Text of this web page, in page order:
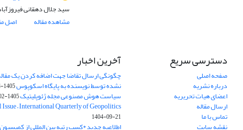
سید جلال دهقانی
مشاهده مقاله
اصل
دسترسی سریع
صفحه اصلی
درباره نشریه
اعضای هیات تحریریه
ارسال مقاله
تماس با ما
نقشه سایت
آخرین اخبار
چگونگی ارسال تقاضا جهت اضافه کردن یک
نشده توسط نویسنده به پایگاه اسکوپوس1405-04-27
سیاست هوش مصنوعی مجله ژئوپلیتیک1405-02-22
Issue – International Quarterly of Geopolitics
1404-09-21
اطلاعیه جدید *کسب رتبه بین المللی از